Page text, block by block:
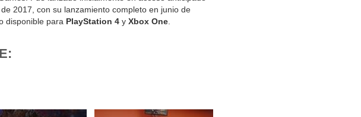
2017, con su lanzamiento completo en junio de
disponible para PlayStation 4 y Xbox One